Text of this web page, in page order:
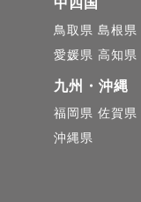
鳥取県 島根県
愛媛県 高知県
九州・沖縄
福岡県 佐賀県
沖縄県